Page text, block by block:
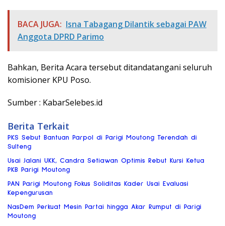
BACA JUGA: Isna Tabagang Dilantik sebagai PAW
Anggota DPRD Parimo
Bahkan, Berita Acara tersebut ditandatangani seluruh
komisioner KPU Poso.
Sumber : KabarSelebes.id
Berita Terkait
PKS Sebut Bantuan Parpol di Parigi Moutong Terendah di
Sulteng
Usai Jalani UKK, Candra Setiawan Optimis Rebut Kursi Ketua
PKB Parigi Moutong
PAN Parigi Moutong Fokus Soliditas Kader Usai Evaluasi
Kepengurusan
NasDem Perkuat Mesin Partai hingga Akar Rumput di Parigi
Moutong